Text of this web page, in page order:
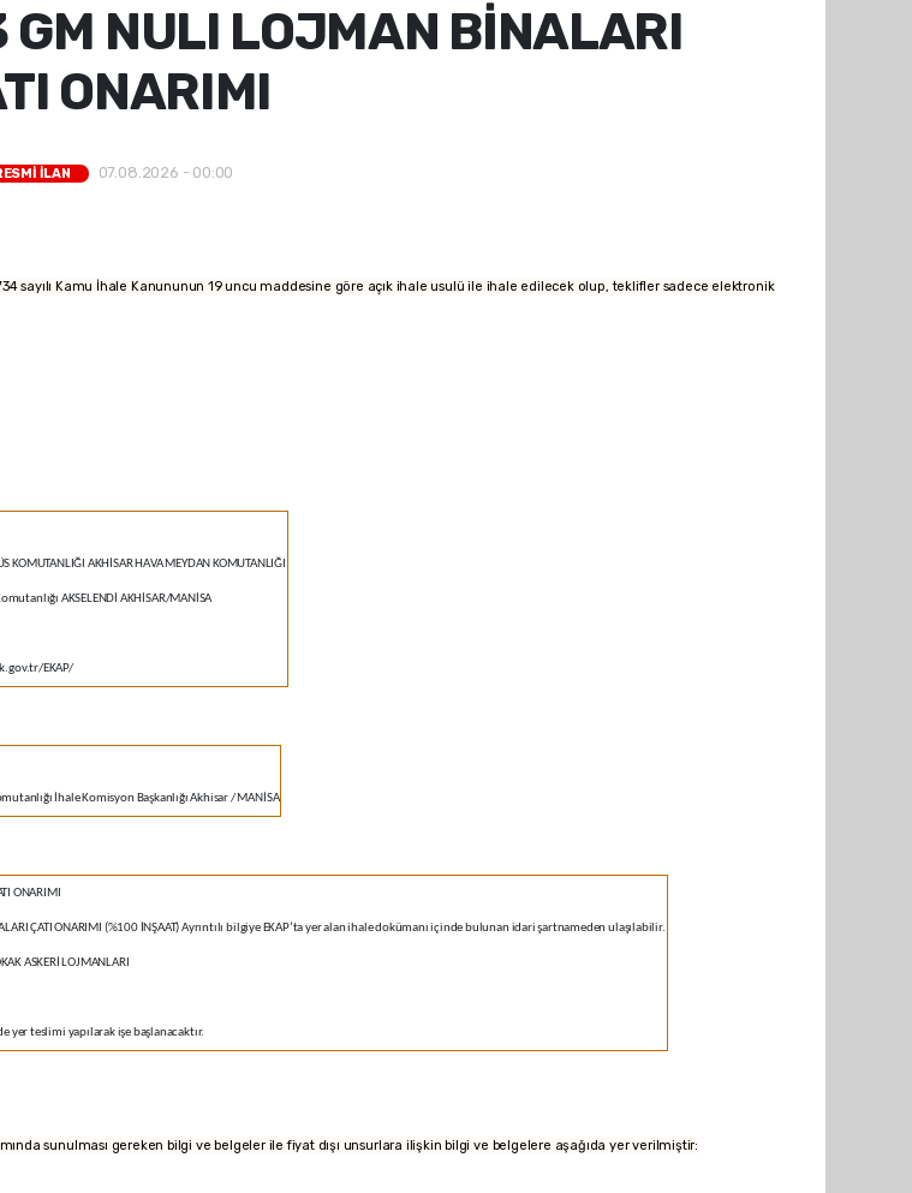
NULI LOJMAN BİNALARI
ONARIMI
İLAN 07.08.2026 - 00:00
4734 sayılı Kamu İhale Kanununun 19 uncu maddesine göre açık ihale usulü ile ihale edilecek olup, teklifler sadece elektronik
KOMUTANLIĞI AKHİSAR HAVA MEYDAN KOMUTANLIĞI
AKSELENDİ AKHİSAR/MANİSA
EKAP/
İhale Komisyon Başkanlığı Akhisar / MANİSA
ONARIMI
ÇATI ONARIMI (%100 İNŞAAT) Ayrıntılı bilgiye EKAP’ta yer alan ihale dokümanı içinde bulunan idari şartnameden ulaşılabilir.
ASKERİ LOJMANLARI
yer teslimi yapılarak işe başlanacaktır.
sunulması gereken bilgi ve belgeler ile fiyat dışı unsurlara ilişkin bilgi ve belgelere aşağıda yer verilmiştir: